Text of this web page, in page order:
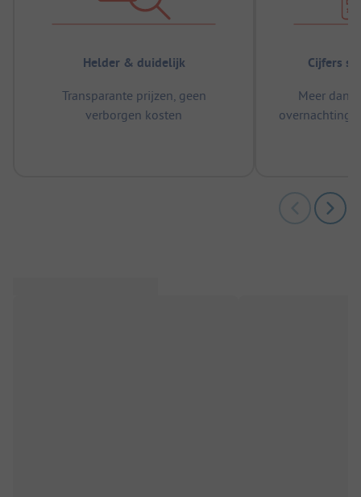
Helder & duidelijk
Transparante prijzen, geen
verborgen kosten
Cijfers
Meer dan